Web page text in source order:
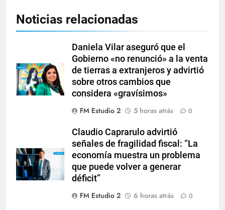
Noticias relacionadas
Daniela Vilar aseguró que el
Gobierno «no renunció» a la venta
de tierras a extranjeros y advirtió
sobre otros cambios que
considera «gravísimos»
FM Estudio 2
5 horas atrás 0
Claudio Caprarulo advirtió
señales de fragilidad fiscal: “La
economía muestra un problema
que puede volver a generar
déficit”
FM Estudio 2
6 horas atrás 0